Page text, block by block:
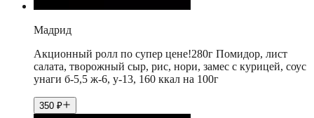
Мадрид
Акционный ролл по супер цене!280г Помидор, лист
салата, творожный сыр, рис, нори, замес с курицей, соус
унаги б-5,5 ж-6, у-13, 160 ккал на 100г
350 ₽